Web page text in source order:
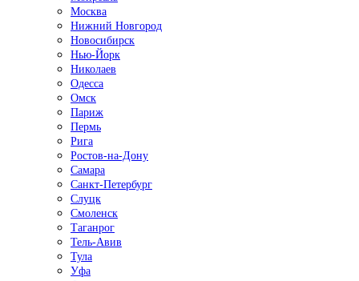
Москва
Нижний Новгород
Новосибирск
Нью-Йорк
Николаев
Одесса
Омск
Париж
Пермь
Рига
Ростов-на-Дону
Самара
Санкт-Петербург
Слуцк
Смоленск
Таганрог
Тель-Авив
Тула
Уфа